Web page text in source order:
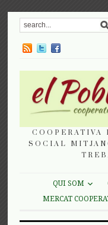
COOPERATIVA
SOCIAL
QUI SOM
MERCAT